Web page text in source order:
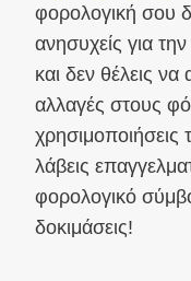
φορολογική σου
ανησυχείς για
και δεν θέλεις να
αλλαγές στους
χρησιμοποιήσεις
λάβεις
φορολογικό
δοκιμάσεις!